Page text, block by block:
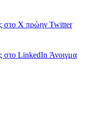
στο X πρώην Twitter
στο LinkedIn Άνοιγμα